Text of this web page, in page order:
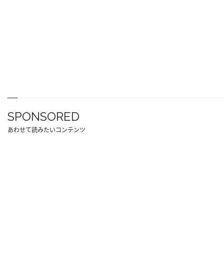
SPONSORED
あわせて読みたいコンテンツ